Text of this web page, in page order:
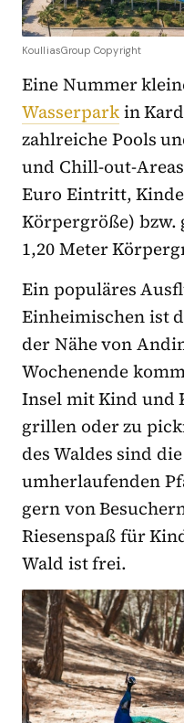
KoulliasGroup Copyright
Eine Nummer
Wasserparkin
zahlreiche Pools
und Chill-out-
Euro Eintritt,
Körpergröße) bzw.
1,20 Meter
Ein populäres
Einheimischen ist
der Nähe von
Wochenende
Insel mit Kind und
grillen oder zu
des Waldes sind
umherlaufenden
gern von
Riesenspaß für
Wald ist frei.